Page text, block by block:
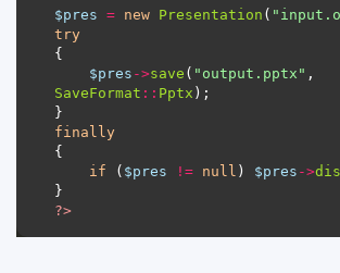
$pres = new Presentation (
try
$pres ->save ( "output.pptx"
SaveFormat :: Pptx
finally
if ( $pres != null ) $pres ->
?>